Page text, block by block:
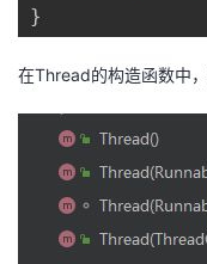
}
在Thread的构造函数中